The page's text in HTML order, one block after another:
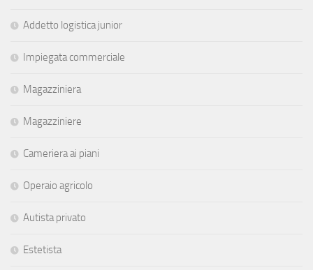
Addetto logistica junior
Impiegata commerciale
Magazziniera
Magazziniere
Cameriera ai piani
Operaio agricolo
Autista privato
Estetista